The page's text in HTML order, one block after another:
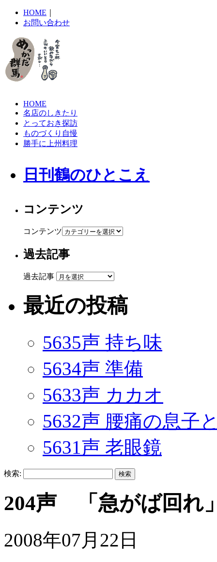
HOME
お問い合わせ
HOME
名店のしきたり
とっておき探訪
ものづくり自慢
勝手に上州料理
日刊鶴のひとこえ
コンテンツ
コンテンツ
過去記事
過去記事
最近の投稿
5635声 持ち味
5634声 準備
5633声 カカオ
5632声 腰痛の息子
5631声 老眼鏡
検索:
204声 「急がば回れ
2008年07月22日